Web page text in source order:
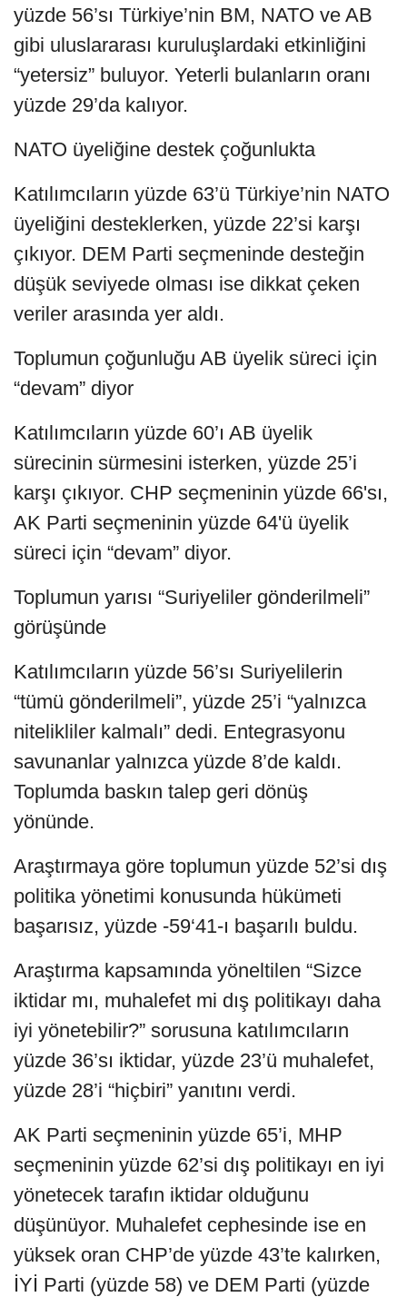
yüzde 56’sı Türkiye’nin BM, NATO ve AB
gibi uluslararası kuruluşlardaki etkinliğini
“yetersiz” buluyor. Yeterli bulanların oranı
yüzde 29’da kalıyor.
NATO üyeliğine destek çoğunlukta
Katılımcıların yüzde 63’ü Türkiye’nin NATO
üyeliğini desteklerken, yüzde 22’si karşı
çıkıyor. DEM Parti seçmeninde desteğin
düşük seviyede olması ise dikkat çeken
veriler arasında yer aldı.
Toplumun çoğunluğu AB üyelik süreci için
“devam” diyor
Katılımcıların yüzde 60’ı AB üyelik
sürecinin sürmesini isterken, yüzde 25’i
karşı çıkıyor. CHP seçmeninin yüzde 66'sı,
AK Parti seçmeninin yüzde 64'ü üyelik
süreci için “devam” diyor.
Toplumun yarısı “Suriyeliler gönderilmeli”
görüşünde
Katılımcıların yüzde 56’sı Suriyelilerin
“tümü gönderilmeli”, yüzde 25’i “yalnızca
nitelikliler kalmalı” dedi. Entegrasyonu
savunanlar yalnızca yüzde 8’de kaldı.
Toplumda baskın talep geri dönüş
yönünde.
Araştırmaya göre toplumun yüzde 52’si dış
politika yönetimi konusunda hükümeti
başarısız, yüzde -59‘41-ı başarılı buldu.
Araştırma kapsamında yöneltilen “Sizce
iktidar mı, muhalefet mi dış politikayı daha
iyi yönetebilir?” sorusuna katılımcıların
yüzde 36’sı iktidar, yüzde 23’ü muhalefet,
yüzde 28’i “hiçbiri” yanıtını verdi.
AK Parti seçmeninin yüzde 65’i, MHP
seçmeninin yüzde 62’si dış politikayı en iyi
yönetecek tarafın iktidar olduğunu
düşünüyor. Muhalefet cephesinde ise en
yüksek oran CHP’de yüzde 43’te kalırken,
İYİ Parti (yüzde 58) ve DEM Parti (yüzde